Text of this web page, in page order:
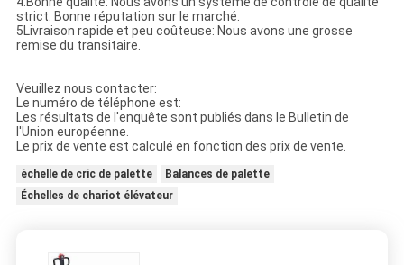
strict. Bonne réputation sur le marché.
5Livraison rapide et peu coûteuse: Nous avons une grosse
remise du transitaire.
Veuillez nous contacter:
Le numéro de téléphone est:
Les résultats de l'enquête sont publiés dans le Bulletin de
l'Union européenne.
Le prix de vente est calculé en fonction des prix de vente.
échelle de cric de palette
Balances de palette
Échelles de chariot élévateur